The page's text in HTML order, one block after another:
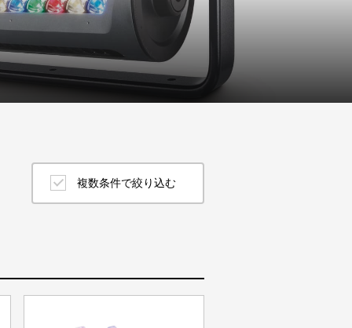
複数条件で絞り込む